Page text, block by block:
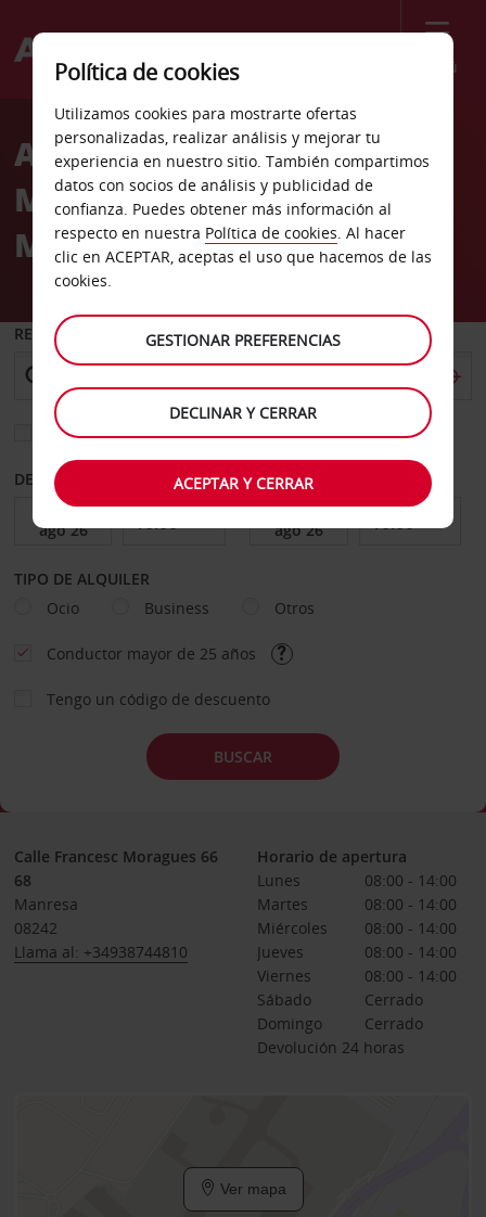
Menú
Welcome
AvisAlquiler de coches
Manresa C Francesc
Moragues
RECOGER EN
Elegir otra oficina de devolución
DESDE HASTA
TIPO DE ALQUILER
Ocio
Business Otros
Conductor mayor de 25 años
Tengo un código de descuento
BUSCAR
Calle Francesc Moragues 66
68
Manresa
08242
Llama al: +34938744810
Horario de apertura
Lunes
08:00 - 14:00
Martes
08:00 - 14:00
Miércoles
08:00 - 14:00
Jueves
08:00 - 14:00
Viernes
08:00 - 14:00
Sábado
Cerrado
Domingo
Cerrado
Devolución 24 horas
Ver mapa
Política de cookies
Utilizamos cookies para mostrarte ofertas
personalizadas, realizar análisis y mejorar tu
experiencia en nuestro sitio. También compartimos
datos con socios de análisis y publicidad de
confianza. Puedes obtener más información al
respecto en nuestra Política de cookies. Al hacer
clic en ACEPTAR, aceptas el uso que hacemos de las
cookies.
GESTIONAR PREFERENCIAS
DECLINAR Y CERRAR
ACEPTAR Y CERRAR